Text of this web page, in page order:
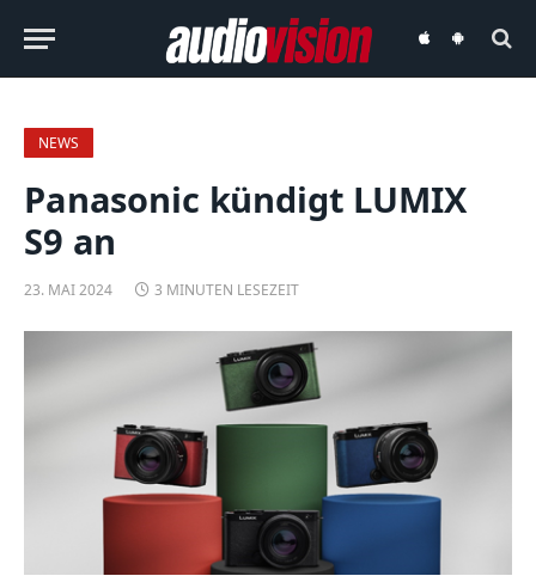
audiovisionaudiovision
NEWS
Panasonic kündigt LUMIX
S9 an
23. MAI 2024 3 MINUTEN LESEZEIT